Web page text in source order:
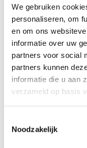
We gebruiken
personaliseren, om
en om ons
informatie over uw
partners voor social
partners kunnen
informatie die u aan
verzameld op basis
Noodzakelijk
Bram Maters
Lokale Partner
bram@lokaal-
06-10501870